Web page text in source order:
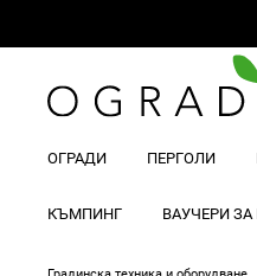
ОГРАДИ ПЕРГОЛИ
КЪМПИНГ ВАУЧЕРИ